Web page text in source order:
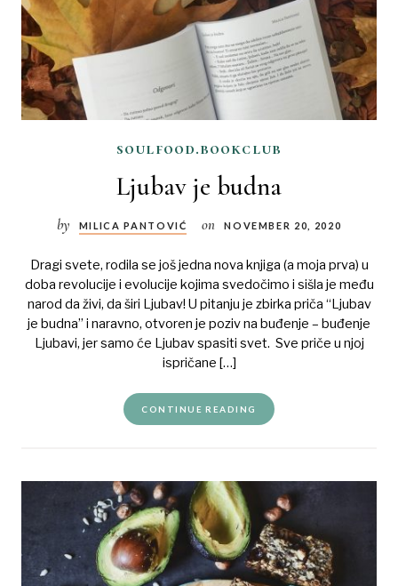
soulfood.bookclub
Ljubav je budna
by MILICA PANTOVIĆ on NOVEMBER 20, 2020
Dragi svete, rodila se još jedna nova knjiga (a moja prva) u
doba revolucije i evolucije kojima svedočimo i sišla je među
narod da živi, da širi Ljubav! U pitanju je zbirka priča “Ljubav
je budna” i naravno, otvoren je poziv na buđenje – buđenje
Ljubavi, jer samo će Ljubav spasiti svet. Sve priče u njoj
ispričane […]
CONTINUE READING